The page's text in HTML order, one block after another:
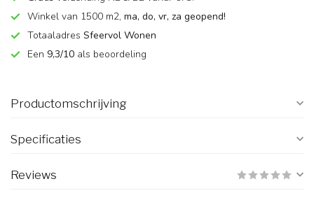
Winkel van 1500 m2, ma, do, vr, za geopend!
Totaaladres Sfeervol Wonen
Een 9,3/10 als beoordeling
Productomschrijving
Specificaties
Reviews